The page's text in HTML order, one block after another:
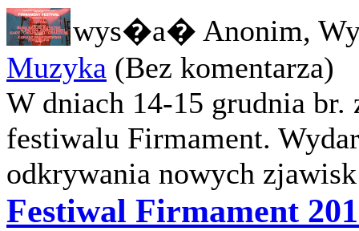
wys�a� Anonim,
Muzyka (Bez komentarza)
W dniach 14-15 grudnia
festiwalu Firmament.
odkrywania nowych
Festiwal Firmament